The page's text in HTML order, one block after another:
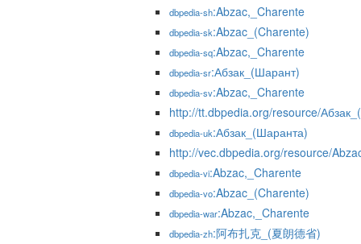
dbpedia-sh:Abzac,_Charente
dbpedia-sk:Abzac_(Charente)
dbpedia-sq:Abzac,_Charente
dbpedia-sr:Абзак_(Шарант)
dbpedia-sv:Abzac,_Charente
http://tt.dbpedia.org/resource/
dbpedia-uk:Абзак_(Шаранта)
http://vec.dbpedia.org/resource/
dbpedia-vi:Abzac,_Charente
dbpedia-vo:Abzac_(Charente)
dbpedia-war:Abzac,_Charente
dbpedia-zh:阿布扎克_(夏朗德省)